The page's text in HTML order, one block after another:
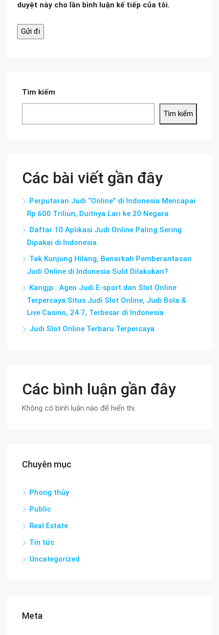
duyệt này cho lần bình luận kế tiếp của tôi.
Tìm kiếm
Tìm kiếm
Các bài viết gần đây
Perputaran Judi “Online” di Indonesia Mencapai
Rp 600 Triliun, Duitnya Lari ke 20 Negara
Daftar 10 Aplikasi Judi Online Paling Sering
Dipakai di Indonesia
Tak Kunjung Hilang, Benarkah Pemberantasan
Judi Online di Indonesia Sulit Dilakukan?
Kangjp : Agen Judi E-sport dan Slot Online
Terpercaya Situs Judi Slot Online, Judi Bola &
Live Casino, 24 7, Terbesar di Indonesia
Judi Slot Online Terbaru Terpercaya
Các bình luận gần đây
Không có bình luận nào để hiển thị.
Chuyên mục
Phong thủy
Public
Real Estate
Tin tức
Uncategorized
Meta